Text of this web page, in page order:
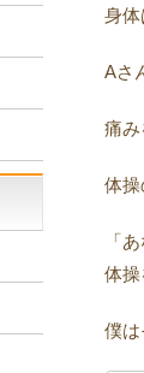
身体
Aさ
痛み
体操
「
体操
僕は